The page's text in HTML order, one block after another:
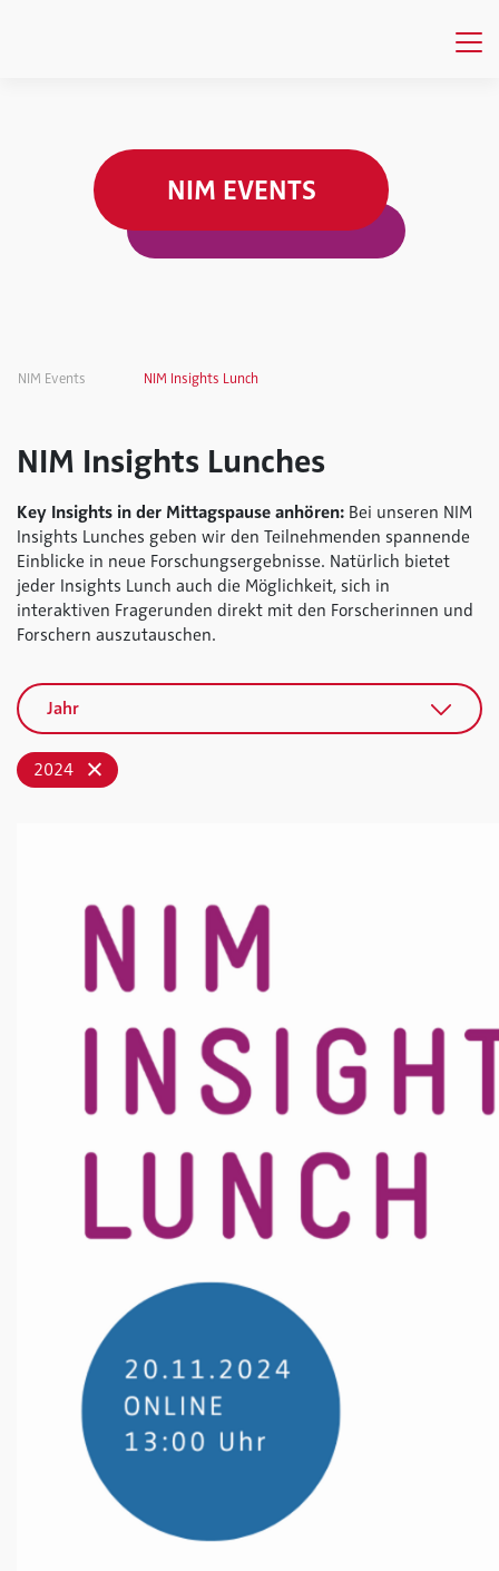
NIM EVENTS
NIM Events NIM Insights Lunch
NIM Insights Lunches
Key Insights in der Mittagspause anhören: Bei unseren NIM
Insights Lunches geben wir den Teilnehmenden spannende
Einblicke in neue Forschungsergebnisse. Natürlich bietet
jeder Insights Lunch auch die Möglichkeit, sich in
interaktiven Fragerunden direkt mit den Forscherinnen und
Forschern auszutauschen.
Jahr
2024